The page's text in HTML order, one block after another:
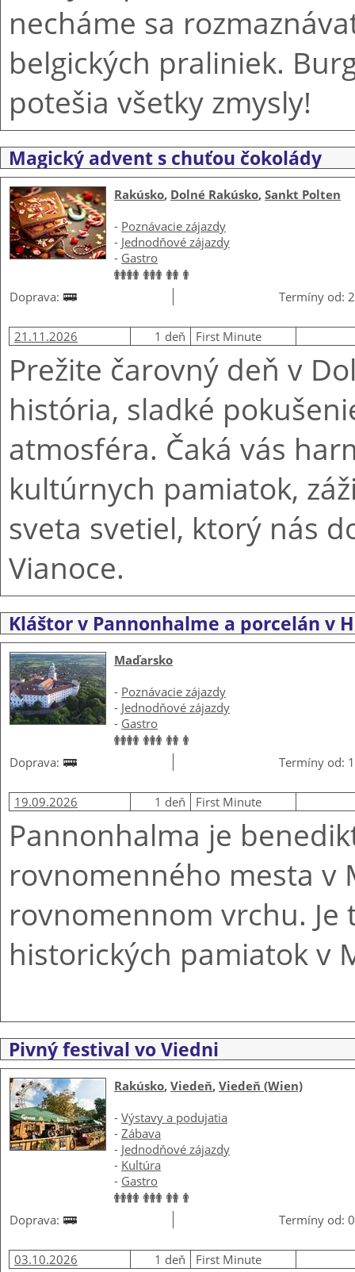
necháme sa
belgických praliniek.
potešia všetky zmysly!
Magický advent s chuťou čokolády
Rakúsko, Dolné Rakúsko, Sankt Polten
- Poznávacie zájazdy
- Jednodňové zájazdy
- Gastro
Doprava: Termíny od:
21.11.2026 1 deň First Minute
Prežite čarovný deň v
história, sladké
atmosféra. Čaká vás
kultúrnych pamiatok,
sveta svetiel, ktorý nás
Vianoce.
Kláštor v Pannonhalme a porcelán v
Maďarsko
- Poznávacie zájazdy
- Jednodňové zájazdy
- Gastro
Doprava: Termíny od:
19.09.2026 1 deň First Minute
Pannonhalma je
rovnomenného mesta v
rovnomennom vrchu.
historických pamiatok v
Pivný festival vo Viedni
Rakúsko, Viedeň, Viedeň (Wien)
- Výstavy a podujatia
- Zábava
- Jednodňové zájazdy
- Kultúra
- Gastro
Doprava: Termíny od:
03.10.2026 1 deň First Minute